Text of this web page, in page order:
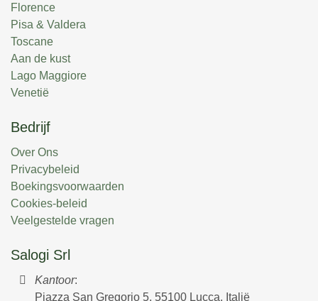
Florence
Pisa & Valdera
Toscane
Aan de kust
Lago Maggiore
Venetië
Bedrijf
Over Ons
Privacybeleid
Boekingsvoorwaarden
Cookies-beleid
Veelgestelde vragen
Salogi Srl
Kantoor:
Piazza San Gregorio 5, 55100 Lucca, Italië